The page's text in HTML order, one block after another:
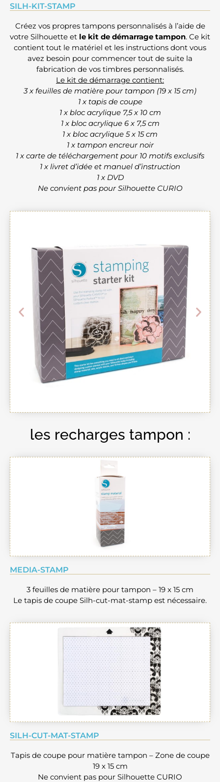
SILH-KIT-STAMP
Créez vos propres tampons personnalisés à l’aide de
votre Silhouette et le kit de démarrage tampon. Ce kit
contient tout le matériel et les instructions dont vous
avez besoin pour commencer tout de suite la
fabrication de vos timbres personnalisés.
Le kit de démarrage contient:
3 x feuilles de matière pour tampon (19 x 15 cm)
1 x tapis de coupe
1 x bloc acrylique 7,5 x 10 cm
1 x bloc acrylique 6 x 7,5 cm
1 x bloc acrylique 5 x 15 cm
1 x tampon encreur noir
1 x carte de téléchargement pour 10 motifs exclusifs
1 x livret d’idée et manuel d’instruction
1 x DVD
Ne convient pas pour Silhouette CURIO
les recharges tampon :
MEDIA-STAMP
3 feuilles de matière pour tampon – 19 x 15 cm
Le tapis de coupe Silh-cut-mat-stamp est nécessaire.
SILH-CUT-MAT-STAMP
Tapis de coupe pour matière tampon – Zone de coupe
19 x 15 cm
Ne convient pas pour Silhouette CURIO